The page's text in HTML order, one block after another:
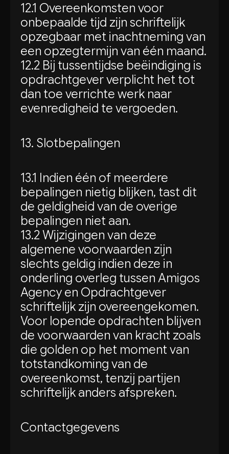
12.1 Overeenkomsten voor
onbepaalde tijd zijn schriftelijk
opzegbaar met inachtneming van
een opzegtermijn van één maand.
12.2 Bij tussentijdse beëindiging is
opdrachtgever verplicht het tot
dan toe verrichte werk naar
evenredigheid te vergoeden.
13. Slotbepalingen
13.1 Indien één of meerdere
bepalingen nietig blijken, tast dit
de geldigheid van de overige
bepalingen niet aan.
13.2 Wijzigingen van deze
algemene voorwaarden zijn
slechts geldig indien deze in
onderling overleg tussen Amigos
Agency en Opdrachtgever
schriftelijk zijn overeengekomen.
Voor lopende opdrachten blijven
de voorwaarden van kracht zoals
die golden op het moment van
totstandkoming van de
overeenkomst, tenzij partijen
schriftelijk anders afspreken.
Contactgegevens